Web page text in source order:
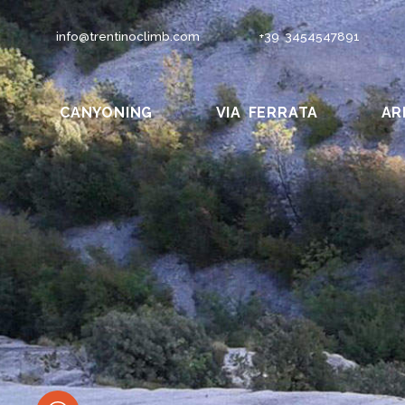
info@trentinoclimb.com +39 3454547891
CANYONING VIA FERRATA